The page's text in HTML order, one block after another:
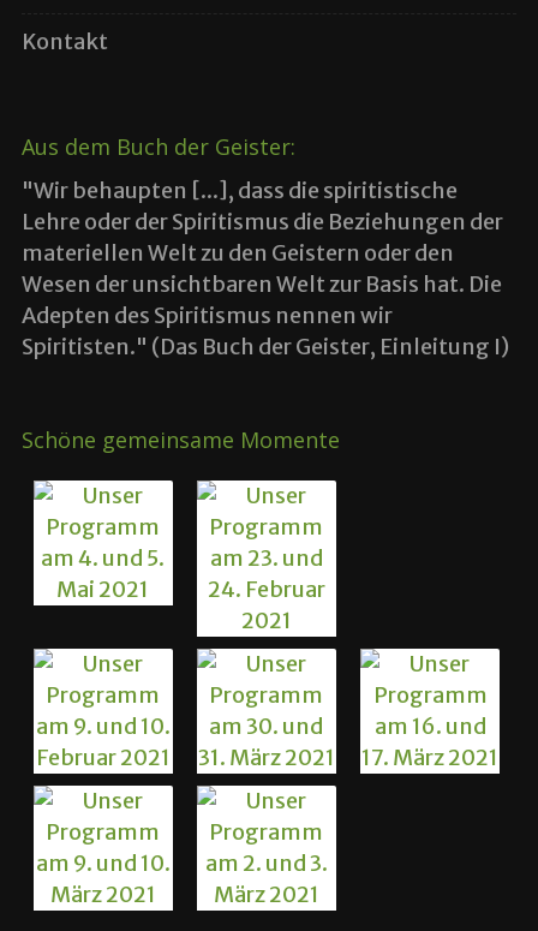
Kontakt
Aus dem Buch der Geister:
"Wir behaupten [...], dass die spiritistische
Lehre oder der Spiritismus die Beziehungen der
materiellen Welt zu den Geistern oder den
Wesen der unsichtbaren Welt zur Basis hat. Die
Adepten des Spiritismus nennen wir
Spiritisten." (Das Buch der Geister, Einleitung I)
Schöne gemeinsame Momente